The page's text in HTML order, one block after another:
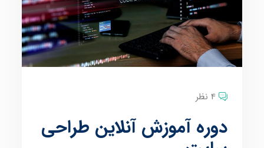
4 نظر
دوره آموزش آنلاین طراحی